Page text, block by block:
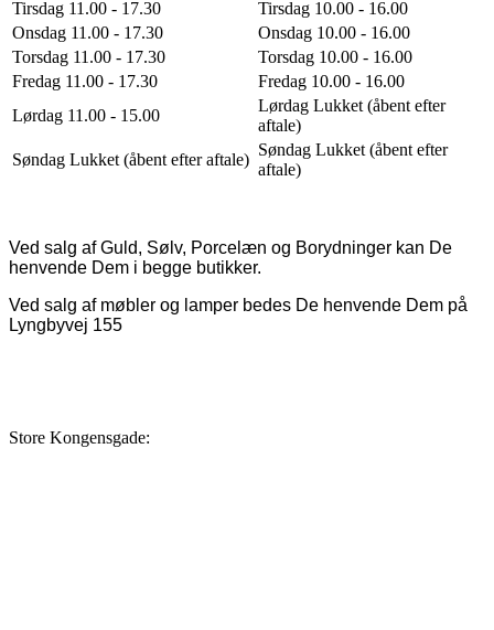
Tirsdag 11.00 - 17.30
Tirsdag 10.00 - 16.00
Onsdag 11.00 - 17.30
Onsdag 10.00 - 16.00
Torsdag 11.00 - 17.30
Torsdag 10.00 - 16.00
Fredag 11.00 - 17.30
Fredag 10.00 - 16.00
Lørdag 11.00 - 15.00
Lørdag Lukket (åbent efter
aftale)
Søndag Lukket (åbent efter aftale)
Søndag Lukket (åbent efter
aftale)
Ved salg af Guld, Sølv, Porcelæn og Borydninger kan De
henvende Dem i begge butikker.
Ved salg af møbler og lamper bedes De henvende Dem på
Lyngbyvej 155
Store Kongensgade: